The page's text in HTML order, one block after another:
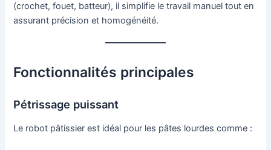
(crochet, fouet, batteur), il simplifie le travail manuel tout en
assurant précision et homogénéité.
Fonctionnalités principales
Pétrissage puissant
Le robot pâtissier est idéal pour les pâtes lourdes comme :